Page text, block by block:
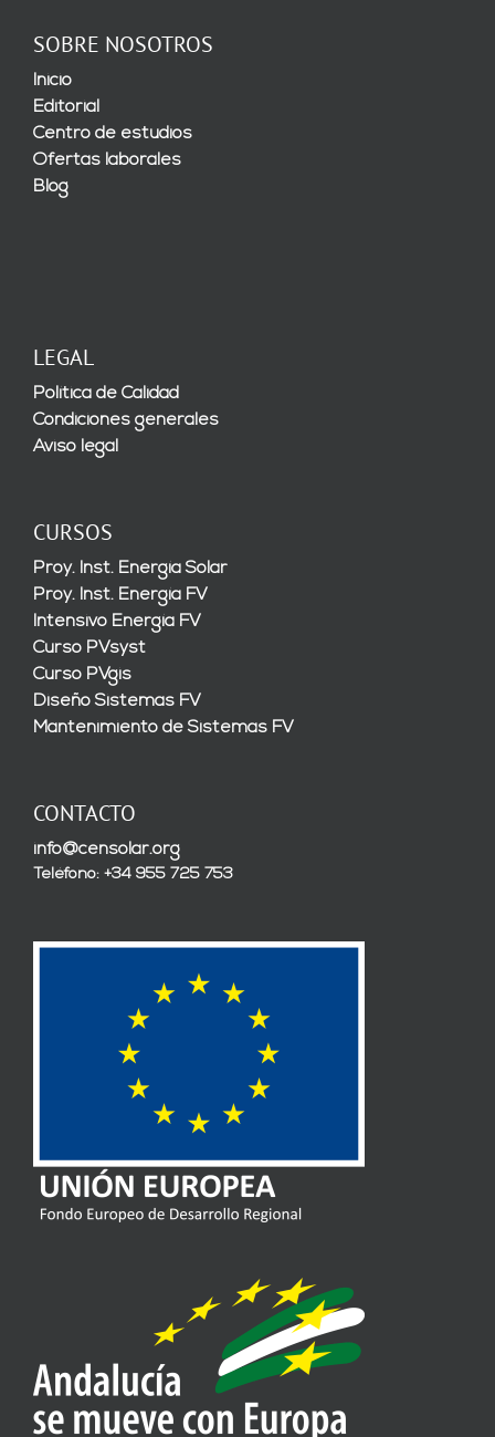
SOBRE NOSOTROS
Inicio
Editorial
Centro de estudios
Ofertas laborales
Blog
LEGAL
Política de Calidad
Condiciones generales
Aviso legal
CURSOS
Proy. Inst. Energía Solar
Proy. Inst. Energía FV
Intensivo Energía FV
Curso PVsyst
Curso PVgis
Diseño Sistemas FV
Mantenimiento de Sistemas FV
CONTACTO
info@censolar.org
Teléfono: +34 955 725 753